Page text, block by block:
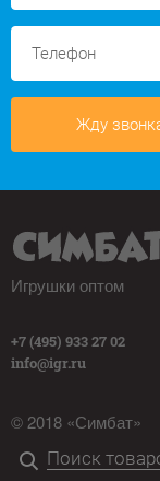
Жду
Игрушки оптом
+7 (495) 933 27 02
info@igr.ru
© 2018 «Симбат»